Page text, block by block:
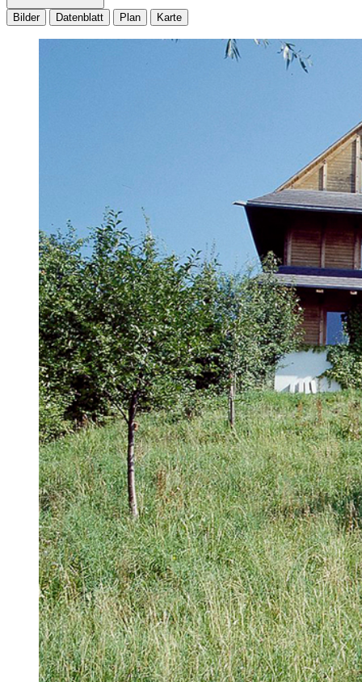
Bilder Datenblatt Plan Karte